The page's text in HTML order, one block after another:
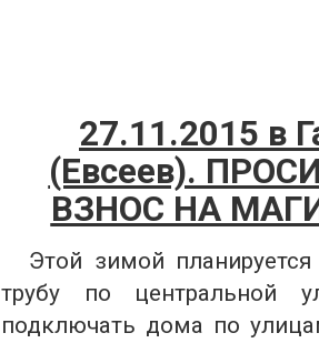
27.11.2015 в
(Евсеев).
ВЗНОС НА
Этой зимой
трубу по центральной
подключать дома по